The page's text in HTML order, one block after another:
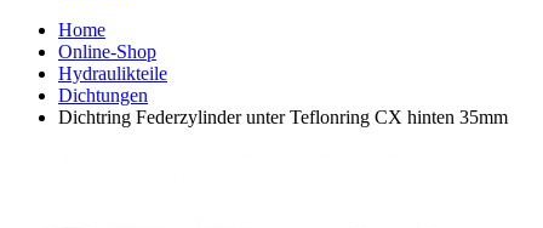
Home
Online-Shop
Hydraulikteile
Dichtungen
Dichtring Federzylinder unter Teflonring CX hinten 35mm